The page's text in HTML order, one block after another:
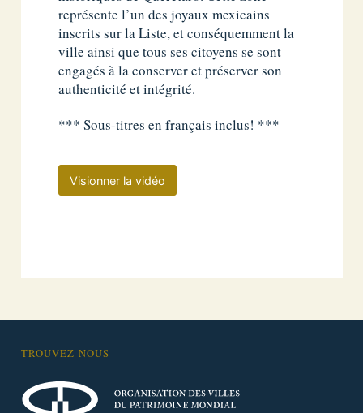
représente l’un des joyaux mexicains
inscrits sur la Liste, et conséquemment la
ville ainsi que tous ses citoyens se sont
engagés à la conserver et préserver son
authenticité et intégrité.
*** Sous-titres en français inclus! ***
Visionner la vidéo
TROUVEZ-NOUS